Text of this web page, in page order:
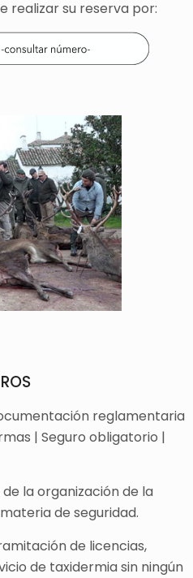
realizar su reserva por:
reglamentaria
| Seguro obligatorio |
la organización de la
de seguridad.
de licencias,
de taxidermia sin ningún